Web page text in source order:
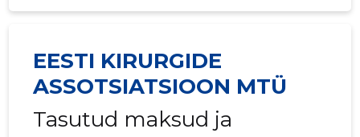
EESTI KIRURGIDE
ASSOTSIATSIOON MTÜ
Tasutud maksud ja